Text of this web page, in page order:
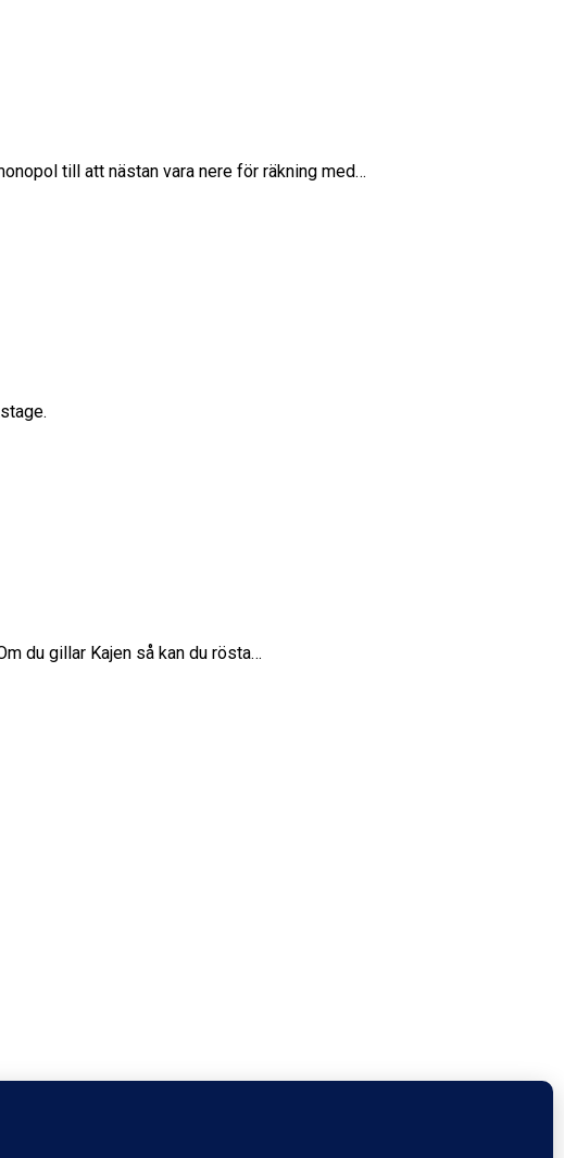
till att nästan vara nere för räkning med…
du gillar Kajen så kan du rösta…